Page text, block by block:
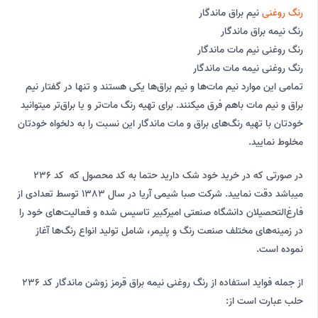
رنگ روغنینیم براق ماندگار
رنگ نیمه براق ماندگار
رنگ روغنی نیم مات ماندگار
رنگ روغنی نیمه مات ماندگار
تمامی این موارد نیم مات‌ها و نیم براق‌ها یکی هستند و تنها در گفتار نیم
براق و نیم مات باهم فرق میکنند. برای تهیه رنگ مات‌تر و یا براق‌تر میتوانید
خودتان با تهیه رنگ‌های براق و مات ماندگار این نسبت را به دلخواه خودتان
مخلوط نمایید.
در صورتی که در خرید خود شک دارید حتما به کد محصول که کد 236
میباشد دقت نمایید. شرکت صبا شیمی آریا در سال 1383 توسط تعدادی از
فارغ‌التحصیلان دانشگاه صنعتی امیرکبیر تاسیس شده و فعالیت‌های خود را
در زمینه‌های مختلف صنعت رنگ و پلیمر، شامل تولید انواع رنگ‌ها آغاز
نموده است.
از جمله فواید استفاده از رنگ روغنی نیمه براق قرمز زوشن ماندگار کد 236
حلب عبارت است از: